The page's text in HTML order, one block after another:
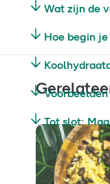
Wat zijn de
Hoe begin
Tot slot: